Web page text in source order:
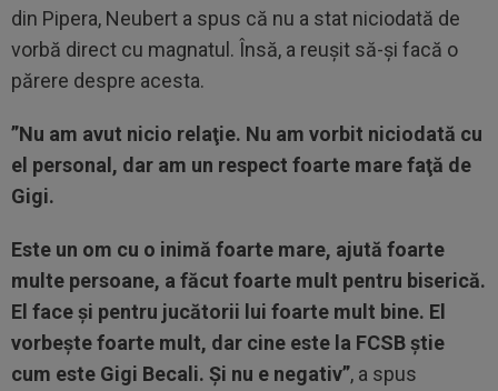
din Pipera, Neubert a spus că nu a stat niciodată de
vorbă direct cu magnatul. Însă, a reușit să-și facă o
părere despre acesta.
”Nu am avut nicio relaţie. Nu am vorbit niciodată cu
el personal, dar am un respect foarte mare faţă de
Gigi.
Este un om cu o inimă foarte mare, ajută foarte
multe persoane, a făcut foarte mult pentru biserică.
El face şi pentru jucătorii lui foarte mult bine. El
vorbeşte foarte mult, dar cine este la FCSB ştie
cum este Gigi Becali. Şi nu e negativ”, a spus